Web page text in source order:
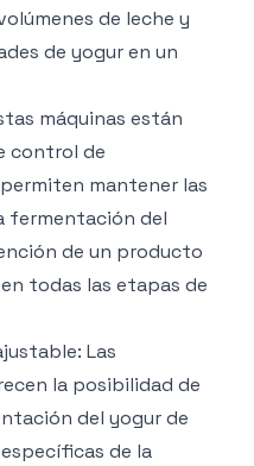
de leche y
de yogur en un
máquinas están
control de
mantener las
fermentación del
de un producto
todas las etapas de
Las
la posibilidad de
del yogur de
de la